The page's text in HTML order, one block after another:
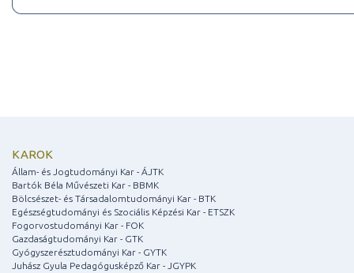
KAROK
Állam- és Jogtudományi Kar - ÁJTK
Bartók Béla Művészeti Kar - BBMK
Bölcsészet- és Társadalomtudományi Kar - BTK
Egészségtudományi és Szociális Képzési Kar - ETSZK
Fogorvostudományi Kar - FOK
Gazdaságtudományi Kar - GTK
Gyógyszerésztudományi Kar - GYTK
Juhász Gyula Pedagógusképző Kar - JGYPK